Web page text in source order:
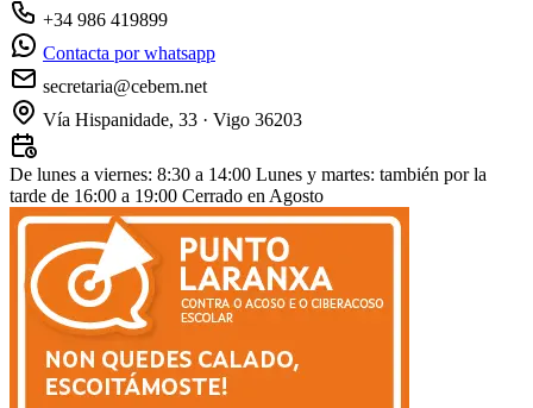
+34 986 419899
Contacta por whatsapp
secretaria@cebem.net
Vía Hispanidade, 33 · Vigo 36203
De lunes a viernes: 8:30 a 14:00 Lunes y martes: también por la
tarde de 16:00 a 19:00 Cerrado en Agosto